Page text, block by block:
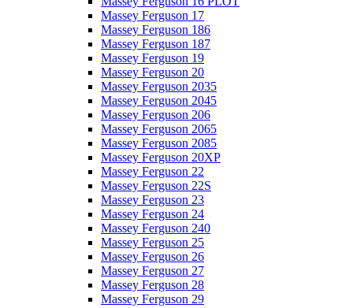
Massey Ferguson 17
Massey Ferguson 186
Massey Ferguson 187
Massey Ferguson 19
Massey Ferguson 20
Massey Ferguson 2035
Massey Ferguson 2045
Massey Ferguson 206
Massey Ferguson 2065
Massey Ferguson 2085
Massey Ferguson 20XP
Massey Ferguson 22
Massey Ferguson 22S
Massey Ferguson 23
Massey Ferguson 24
Massey Ferguson 240
Massey Ferguson 25
Massey Ferguson 26
Massey Ferguson 27
Massey Ferguson 28
Massey Ferguson 29